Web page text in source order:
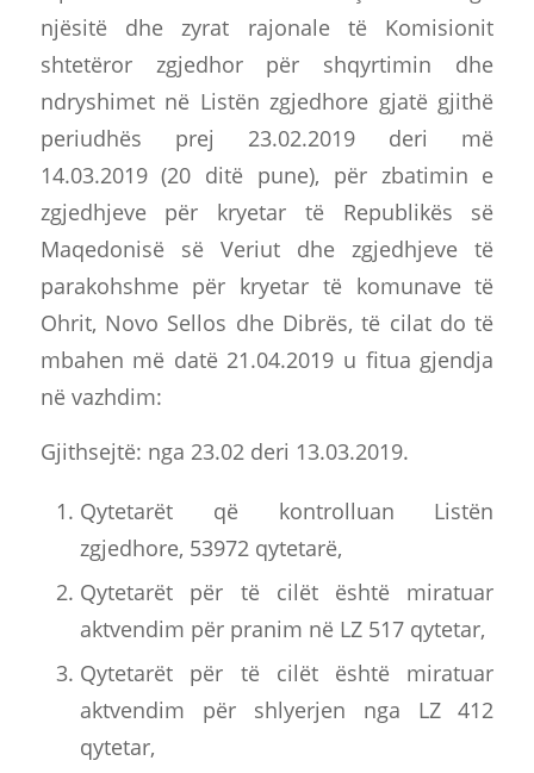
njësitë dhe zyrat rajonale të Komisionit
shtetëror zgjedhor për shqyrtimin dhe
ndryshimet në Listën zgjedhore gjatë gjithë
periudhës prej 23.02.2019 deri më
14.03.2019 (20 ditë pune), për zbatimin e
zgjedhjeve për kryetar të Republikës së
Maqedonisë së Veriut dhe zgjedhjeve të
parakohshme për kryetar të komunave të
Ohrit, Novo Sellos dhe Dibrës, të cilat do të
mbahen më datë 21.04.2019 u fitua gjendja
në vazhdim:
Gjithsejtë: nga 23.02 deri 13.03.2019.
Qytetarët që kontrolluan Listën
zgjedhore, 53972 qytetarë,
Qytetarët për të cilët është miratuar
aktvendim për pranim në LZ 517 qytetar,
Qytetarët për të cilët është miratuar
aktvendim për shlyerjen nga LZ 412
qytetar,